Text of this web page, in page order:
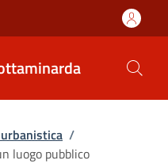
/
luogo pubblico